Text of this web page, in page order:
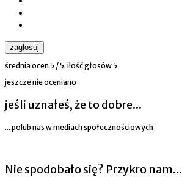
zagłosuj
średnia ocen 5 / 5. ilość głosów 5
jeszcze nie oceniano
jeśli uznałeś, że to dobre...
... polub nas w mediach społecznościowych
Nie spodobało się? Przykro nam...